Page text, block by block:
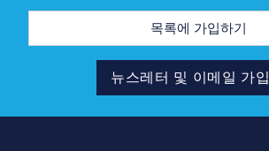
이
일
뉴스레터 및 이메일 가입